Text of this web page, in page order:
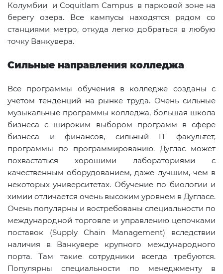
Колумбии и Coquitlam Campusв парковой зоне на
берегу озера. Все кампусы находятся рядом со
станциями метро, откуда легко добраться в любую
точку Ванкувера.
Сильные направления колледжа
Все программы обучения в колледже созданы с
учетом тенденций на рынке труда. Очень сильные
музыкальные программы колледжа, большая школа
бизнеса с широким выбором программ в сфере
бизнеса и финансов, сильный IT факультет,
программы по программированию. Дуглас может
похвастаться хорошими лабораториями с
качественным оборудованием, даже лучшим, чем в
некоторых университетах. Обучение по биологии и
химии отличается очень высоким уровнем в Дугласе.
Очень популярны и востребованы специальности по
международной торговле и управлению цепочками
поставок (Supply Chain Management) вследствии
наличия в Ванкувере крупного международного
порта. Там такие сотрудники всегда требуются.
Популярны специальности по менеджменту в